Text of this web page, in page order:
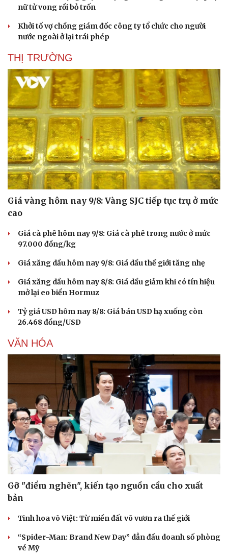
Du lịch
Săn Tour
check-in
Đọc truyện đêm khuya
nữ tử vong rồi bỏ trốn
Khởi tố vợ chồng giám đốc công ty tổ chức cho người
nước ngoài ở lại trái phép
THỊ TRƯỜNG
Giá vàng hôm nay 9/8: Vàng SJC tiếp tục trụ ở mức
cao
Giá cà phê hôm nay 9/8: Giá cà phê trong nước ở mức
97.000 đồng/kg
Giá xăng dầu hôm nay 9/8: Giá dầu thế giới tăng nhẹ
Giá xăng dầu hôm nay 8/8: Giá dầu giảm khi có tín hiệu
mở lại eo biển Hormuz
Tỷ giá USD hôm nay 8/8: Giá bán USD hạ xuống còn
26.468 đồng/USD
VĂN HÓA
Gỡ "điểm nghẽn", kiến tạo nguồn cầu cho xuất
bản
Tinh hoa võ Việt: Từ miền đất võ vươn ra thế giới
“Spider-Man: Brand New Day” dẫn đầu doanh số phòng
vé Mỹ